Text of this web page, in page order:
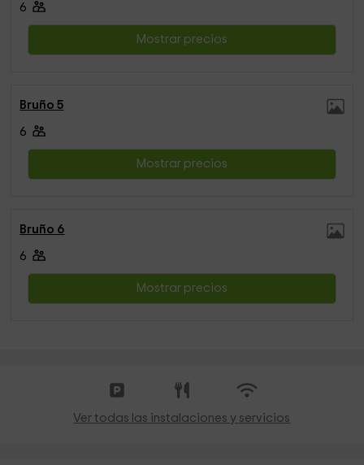
6
Mostrar precios
Bruño 5
6
Mostrar precios
Bruño 6
6
Mostrar precios
Ver todas las instalaciones y servicios